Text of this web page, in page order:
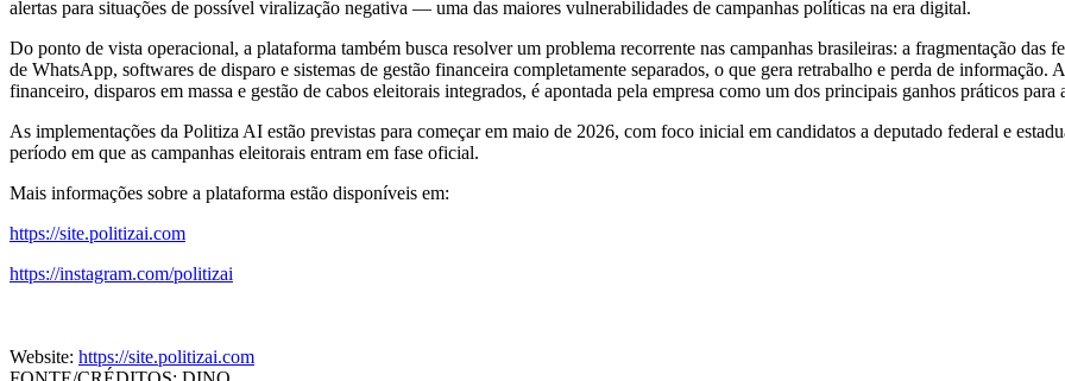
alertas para situações de possível viralização negativa — uma das maiores vulnerabilidades de campanhas políticas na era digital.
Do ponto de vista operacional, a plataforma também busca resolver um problema recorrente nas campanhas brasileiras: a fragmentação das
de WhatsApp, softwares de disparo e sistemas de gestão financeira completamente separados, o que gera retrabalho e perda de informação.
financeiro, disparos em massa e gestão de cabos eleitorais integrados, é apontada pela empresa como um dos principais ganhos práticos para
As implementações da Politiza AI estão previstas para começar em maio de 2026, com foco inicial em candidatos a deputado federal e
período em que as campanhas eleitorais entram em fase oficial.
Mais informações sobre a plataforma estão disponíveis em:
https://site.politizai.com
https://instagram.com/politizai
Website: https://site.politizai.com